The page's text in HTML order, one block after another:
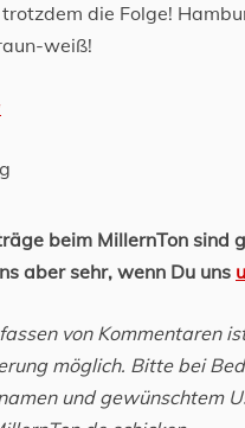
die Folge!
weiß!
beim MillernTon sind
aber sehr, wenn Du uns
von Kommentaren
möglich. Bitte bei
und gewünschtem